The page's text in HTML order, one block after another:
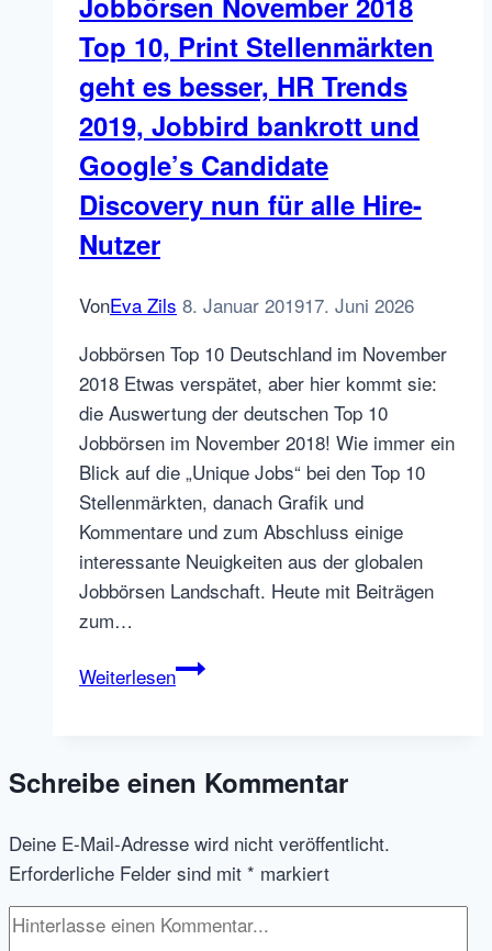
Top 10, Print Stellenmärkten
geht es besser, HR Trends
2019, Jobbird bankrott und
Google’s Candidate
Discovery nun für alle Hire-
Nutzer
VonEva Zils 8. Januar 201917. Juni 2026
Jobbörsen Top 10 Deutschland im November
2018 Etwas verspätet, aber hier kommt sie:
die Auswertung der deutschen Top 10
Jobbörsen im November 2018! Wie immer ein
Blick auf die „Unique Jobs“ bei den Top 10
Stellenmärkten, danach Grafik und
Kommentare und zum Abschluss einige
interessante Neuigkeiten aus der globalen
Jobbörsen Landschaft. Heute mit Beiträgen
zum…
WeiterlesenJobbörsen
10,
Stellenmärkten
geht
es
besser,
Schreibe einen Kommentar
Deine E-Mail-Adresse wird nicht veröffentlicht.
Erforderliche Felder sind mit * markiert